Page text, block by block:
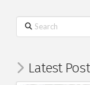
Search
Latest